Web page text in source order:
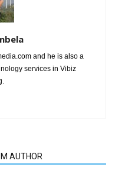
and he is also a
services in Vibiz
AUTHOR